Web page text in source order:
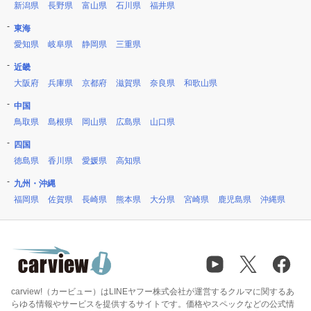
新潟県
長野県 富山県 石川県 福井県
東海
愛知県
岐阜県 静岡県 三重県
近畿
大阪府
兵庫県 京都府 滋賀県 奈良県 和歌山県
中国
鳥取県
島根県 岡山県 広島県 山口県
四国
徳島県
香川県 愛媛県 高知県
九州・沖縄
福岡県
佐賀県 長崎県 熊本県 大分県 宮崎県 鹿児島県 沖縄県
carview!（カービュー）はLINEヤフー株式会社が運営するクルマに関するあ
らゆる情報やサービスを提供するサイトです。価格やスペックなどの公式情